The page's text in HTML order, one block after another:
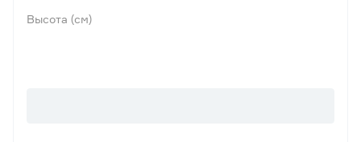
Высота (см)